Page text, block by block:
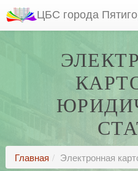
ЦБС города
Главная Электронная